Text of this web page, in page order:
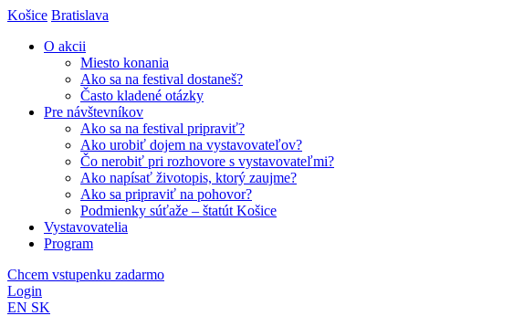
Košice Bratislava
O akcii
Miesto konania
Ako sa na festival dostaneš?
Často kladené otázky
Pre návštevníkov
Ako sa na festival pripraviť?
Ako urobiť dojem na vystavovateľov?
Čo nerobiť pri rozhovore s vystavovateľmi?
Ako napísať životopis, ktorý zaujme?
Ako sa pripraviť na pohovor?
Podmienky súťaže – štatút Košice
Vystavovatelia
Program
Chcem vstupenku zadarmo
Login
EN SK